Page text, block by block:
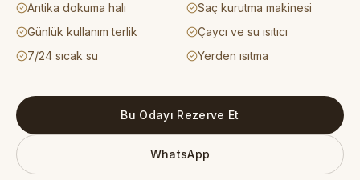
Antika dokuma halı
Saç kurutma makinesi
Günlük kullanım terlik
Çaycı ve su ısıtıcı
7/24 sıcak su
Yerden ısıtma
Bu Odayı Rezerve Et
WhatsApp